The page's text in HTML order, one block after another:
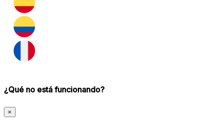
¿Qué no está funcionando?
×